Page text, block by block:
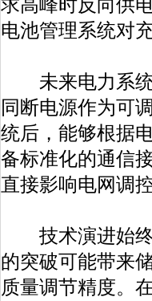
求高峰时反向供
电池管理系统对
未来电力系统
同断电源作为可
统后，能够根据
备标准化的通信
直接影响电网调控
技术演进始终
的突破可能带来
质量调节精度。